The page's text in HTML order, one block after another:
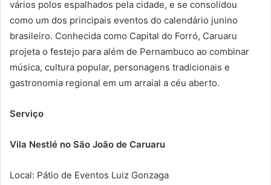
vários polos espalhados pela cidade, e se consolidou
como um dos principais eventos do calendário junino
brasileiro. Conhecida como Capital do Forró, Caruaru
projeta o festejo para além de Pernambuco ao combinar
música, cultura popular, personagens tradicionais e
gastronomia regional em um arraial a céu aberto.
Serviço
Vila Nestlé no São João de Caruaru
Local: Pátio de Eventos Luiz Gonzaga